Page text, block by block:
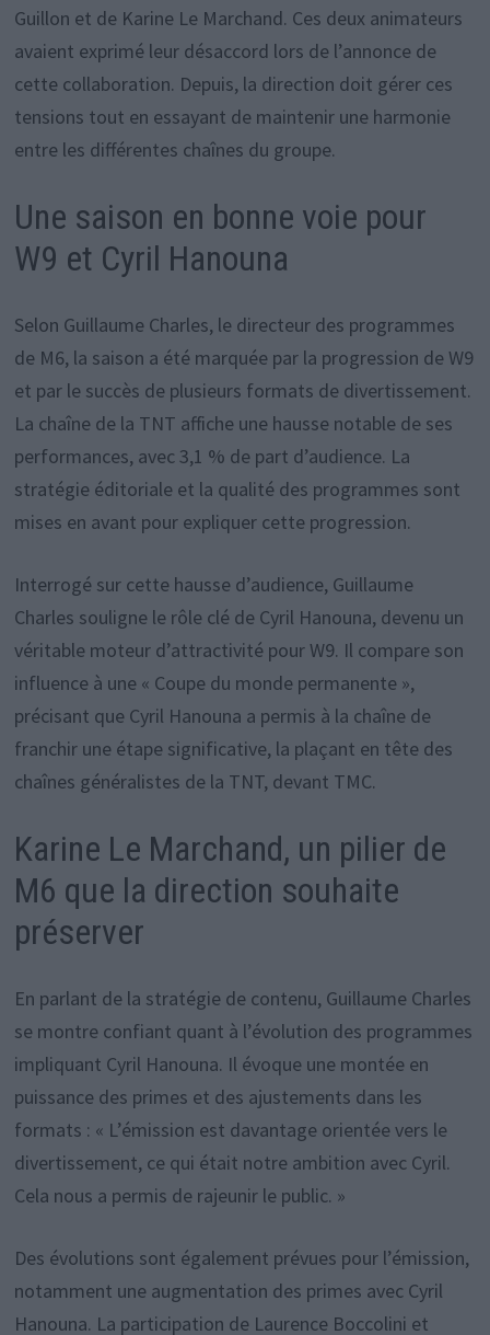
Guillon et de Karine Le Marchand. Ces deux animateurs
avaient exprimé leur désaccord lors de l’annonce de
cette collaboration. Depuis, la direction doit gérer ces
tensions tout en essayant de maintenir une harmonie
entre les différentes chaînes du groupe.
Une saison en bonne voie pour
W9 et Cyril Hanouna
Selon Guillaume Charles, le directeur des programmes
de M6, la saison a été marquée par la progression de W9
et par le succès de plusieurs formats de divertissement.
La chaîne de la TNT affiche une hausse notable de ses
performances, avec 3,1 % de part d’audience. La
stratégie éditoriale et la qualité des programmes sont
mises en avant pour expliquer cette progression.
Interrogé sur cette hausse d’audience, Guillaume
Charles souligne le rôle clé de Cyril Hanouna, devenu un
véritable moteur d’attractivité pour W9. Il compare son
influence à une « Coupe du monde permanente »,
précisant que Cyril Hanouna a permis à la chaîne de
franchir une étape significative, la plaçant en tête des
chaînes généralistes de la TNT, devant TMC.
Karine Le Marchand, un pilier de
M6 que la direction souhaite
préserver
En parlant de la stratégie de contenu, Guillaume Charles
se montre confiant quant à l’évolution des programmes
impliquant Cyril Hanouna. Il évoque une montée en
puissance des primes et des ajustements dans les
formats : « L’émission est davantage orientée vers le
divertissement, ce qui était notre ambition avec Cyril.
Cela nous a permis de rajeunir le public. »
Des évolutions sont également prévues pour l’émission,
notamment une augmentation des primes avec Cyril
Hanouna. La participation de Laurence Boccolini et